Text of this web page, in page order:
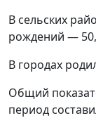
В сельских
рождений —
В городах
Общий
период